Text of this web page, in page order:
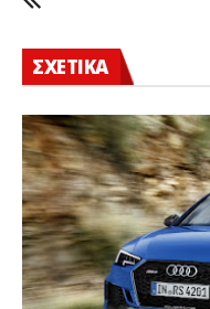
ΣΧΕΤΙΚΑ